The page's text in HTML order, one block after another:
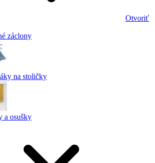
Otvoriť
záclony
na stoličky
a osušky